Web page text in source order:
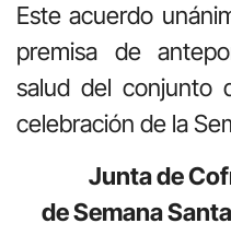
Este acuerdo
premisa de
salud del conjunto
celebración de la
Junta de
de Semana